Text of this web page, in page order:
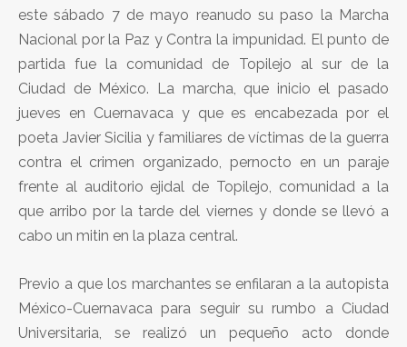
este sábado 7 de mayo reanudo su paso la Marcha
Nacional por la Paz y Contra la impunidad. El punto de
partida fue la comunidad de Topilejo al sur de la
Ciudad de México. La marcha, que inicio el pasado
jueves en Cuernavaca y que es encabezada por el
poeta Javier Sicilia y familiares de víctimas de la guerra
contra el crimen organizado, pernocto en un paraje
frente al auditorio ejidal de Topilejo, comunidad a la
que arribo por la tarde del viernes y donde se llevó a
cabo un mitin en la plaza central.
Previo a que los marchantes se enfilaran a la autopista
México-Cuernavaca para seguir su rumbo a Ciudad
Universitaria, se realizó un pequeño acto donde